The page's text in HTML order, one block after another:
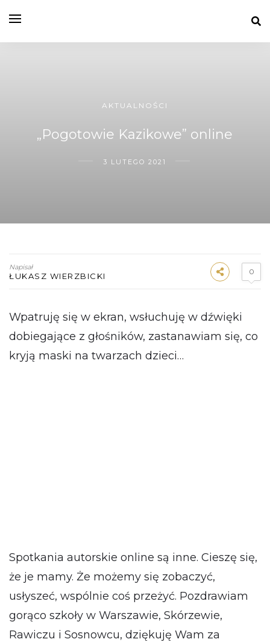
AKTUALNOŚCI
„Pogotowie Kazikowe” online
3 LUTEGO 2021
Napisał
ŁUKASZ WIERZBICKI 0
Wpatruję się w ekran, wsłuchuję w dźwięki
dobiegające z głośników, zastanawiam się, co
kryją maski na twarzach dzieci…
Spotkania autorskie online są inne. Cieszę się,
że je mamy. Że możemy się zobaczyć,
usłyszeć, wspólnie coś przeżyć. Pozdrawiam
gorąco szkoły w Warszawie, Skórzewie,
Rawiczu i Sosnowcu, dziękuję Wam za